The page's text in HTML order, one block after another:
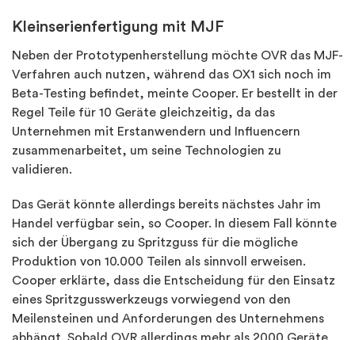
Kleinserienfertigung mit MJF
Neben der Prototypenherstellung möchte OVR das MJF-
Verfahren auch nutzen, während das OX1 sich noch im
Beta-Testing befindet, meinte Cooper. Er bestellt in der
Regel Teile für 10 Geräte gleichzeitig, da das
Unternehmen mit Erstanwendern und Influencern
zusammenarbeitet, um seine Technologien zu
validieren.
Das Gerät könnte allerdings bereits nächstes Jahr im
Handel verfügbar sein, so Cooper. In diesem Fall könnte
sich der Übergang zu Spritzguss für die mögliche
Produktion von 10.000 Teilen als sinnvoll erweisen.
Cooper erklärte, dass die Entscheidung für den Einsatz
eines Spritzgusswerkzeugs vorwiegend von den
Meilensteinen und Anforderungen des Unternehmens